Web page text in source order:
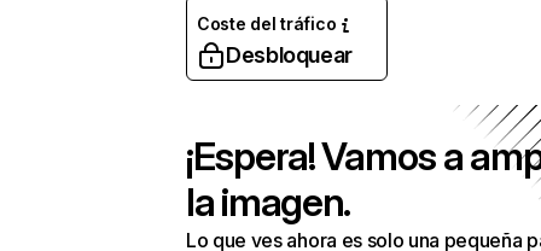
Coste del tráfico
Desbloquear
¡Espera! Vamos a
la imagen.
Lo que ves ahora es solo una pequeña